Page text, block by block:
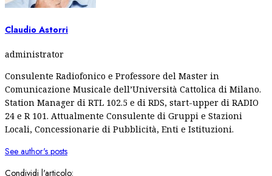
Claudio Astorri
administrator
Consulente Radiofonico e Professore del Master in
Comunicazione Musicale dell’Università Cattolica di Milano.
Station Manager di RTL 102.5 e di RDS, start-upper di RADIO
24 e R 101. Attualmente Consulente di Gruppi e Stazioni
Locali, Concessionarie di Pubblicità, Enti e Istituzioni.
See author's posts
Condividi l'articolo: